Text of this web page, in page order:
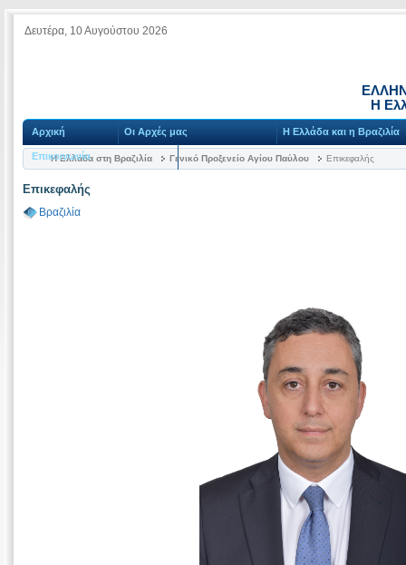
Δευτέρα, 10 Αυγούστου 2026
Η
Αρχική Οι Αρχές μας Η Ελλάδα και η Βραζιλία
Επικοινωνία
Η Ελλάδα στη Βραζιλία Γενικό Προξενείο Αγίου Παύλου Επικεφαλής
Επικεφαλής
Βραζιλία